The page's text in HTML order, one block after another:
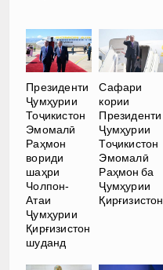
Президенти
Ҷумҳурии
Тоҷикистон
Эмомалӣ
Раҳмон
вориди
шаҳри
Чолпон-
Атаи
Ҷумҳурии
Қирғизистон
шуданд
Сафари
кории
Президенти
Ҷумҳурии
Тоҷикистон
Эмомалӣ
Раҳмон ба
Ҷумҳурии
Қирғизистон